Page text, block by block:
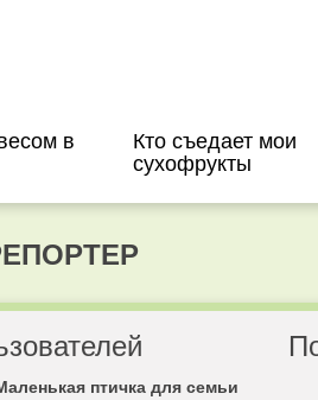
в Кто съедает мои
сухофрукты
птичка для семьи